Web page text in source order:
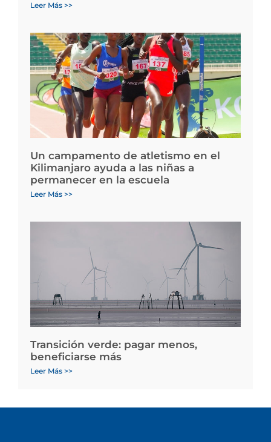
Leer Más >>
Un campamento de atletismo en el
Kilimanjaro ayuda a las niñas a
permanecer en la escuela
Leer Más >>
Transición verde: pagar menos,
beneficiarse más
Leer Más >>